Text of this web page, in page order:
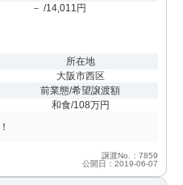
－ /14,011円
所在地
大阪市西区
前業態/希望譲渡額
和食/108万円
譲渡No.：7859
公開日：2019-06-07